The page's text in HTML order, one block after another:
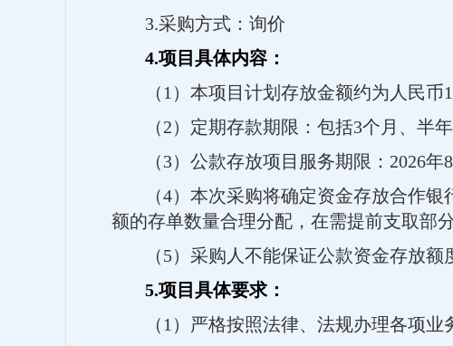
3.采购方式：询价
4.项目具体内容：
（1）本项目计划存放金额约为人民币
（2）定期存款期限：包括3个月、半
（3）公款存放项目服务期限：2026年
（4）本次采购将确定资金存放合作银
额的存单数量合理分配，在需提前支取部
（5）采购人不能保证公款资金存放额
5.项目具体要求：
（1）严格按照法律、法规办理各项业